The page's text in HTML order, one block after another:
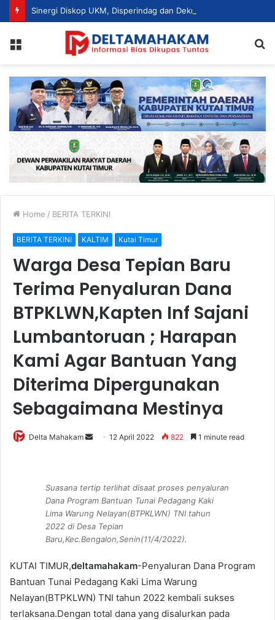
Home / BERITA TERKINI
BERITA TERKINI KALTIM Kutai Timur
Warga Desa Tepian Baru
Terima Penyaluran Dana
BTPKLWN,Kapten Inf Sajani
Lumbantoruan ; Harapan
Kami Agar Bantuan Yang
Diterima Dipergunakan
Sebagaimana Mestinya
Delta Mahakam
a
n
e
m
i
l
12 April 2022 822 1 minute read
Suasana tertip terlihat disaat proses penyaluran
Dana Program Bantuan Tunai Pedagang Kaki
Lima Warung Nelayan(BTPKLWN) TNI tahun
2022 di Desa Tepian
Baru,Kec.Bengalon,Senin(11/4/2022).
KUTAI TIMUR,deltamahakam-Penyaluran Dana Program
Bantuan Tunai Pedagang Kaki Lima Warung
Nelayan(BTPKLWN) TNI tahun 2022 kembali sukses
terlaksana.Dengan total dana yang disalurkan pada